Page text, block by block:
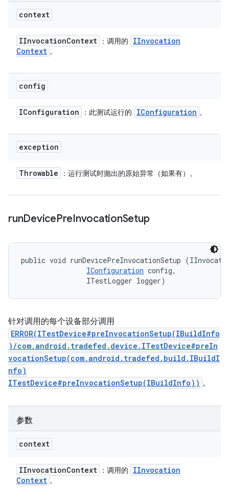
context
IInvocationContext ：调用的
IInvocation
Context 。
config
IConfiguration ：此测试运行的 IConfiguration 。
exception
Throwable ：运行测试时抛出的原始异常（如果有）。
runDevicePreInvocationSetup
public void runDevicePreInvocationSetup
IConfiguration config,
                ITestLogger logger)
针对调用的每个设备部分调用
ERROR(ITestDevice#preInvocationSetup(IBuildInfo
)/com.android.tradefed.device.ITestDevice#preIn
vocationSetup(com.android.tradefed.build.IBuildI
nfo)
ITestDevice#preInvocationSetup(IBuildInfo)) 。
参数
context
IInvocationContext ：调用的
IInvocation
Context 。